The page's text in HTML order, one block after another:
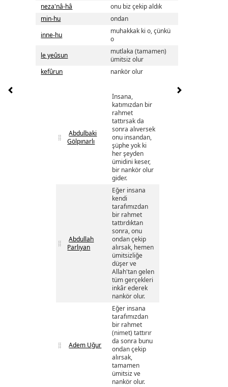
neza'nâ-hâ
onu biz çekip aldık
min-hu
ondan
inne-hu
muhakkak ki o, çünkü
o
le yeûsun
mutlaka (tamamen)
ümitsiz olur
kefûrun
nankör olur
Abdulbaki
Gölpınarlı
İnsana,
katımızdan bir
rahmet
tattırsak da
sonra alıversek
onu insandan,
şüphe yok ki
her şeyden
ümidini keser,
bir nankör olur
gider.
Abdullah
Parlıyan
Eğer insana
kendi
tarafımızdan
bir rahmet
tattırdıktan
sonra, onu
ondan çekip
alırsak, hemen
ümitsizliğe
düşer ve
Allah'tan gelen
tüm gerçekleri
inkâr ederek
nankör olur.
Adem Uğur
Eğer insana
tarafımızdan
bir rahmet
(nimet) tattırır
da sonra bunu
ondan çekip
alırsak,
tamamen
ümitsiz ve
nankör olur.